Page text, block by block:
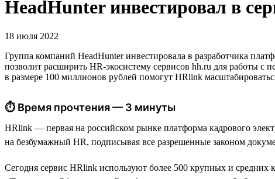
HeadHunter инвестировал в
18 июля 2022
Группа компаний HeadHunter инвестировала в разработчика
позволит расширить HR-экосистему сервисов hh.ru для работы
в размере 100 миллионов рублей помогут HRlink
⏱ Время прочтения — 3 минуты
HRlink — первая на российском рынке платформа кадрового
на безбумажный HR, подписывая все разрешенные законом
Сегодня сервис HRlink используют более 500 крупных и